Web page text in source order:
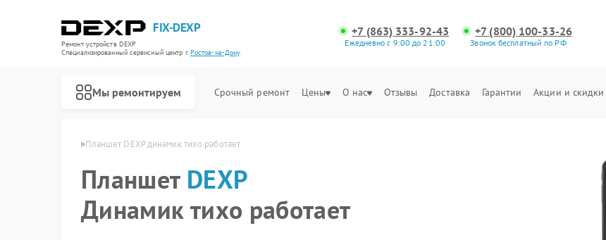
FIX-DEXP
Ремонт устройств DEXP
Специализированный cервисный центр г.Ростов-на-Дону
+7 (863) 333-92-43
Ежедневно с 9:00 до 21:00
+7 (800) 100-33-26
Звонок бесплатный по РФ
Мы ремонтируем Срочный ремонт Цены О нас Отзывы Доставка Гарантии Акции и скидки
Планшет DEXP динамик тихо работает
Планшет DEXP
Динамик тихо работает